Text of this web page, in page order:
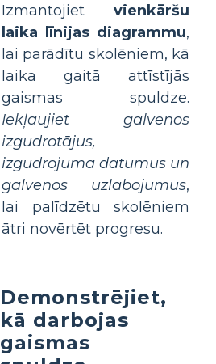
Izmantojiet vienkāršu
laika līnijas diagrammu,
lai parādītu skolēniem, kā
laika gaitā attīstījās
gaismas spuldze.
Iekļaujiet galvenos
izgudrotājus,
izgudrojuma datumus un
galvenos uzlabojumus,
lai palīdzētu skolēniem
ātri novērtēt progresu.
Demonstrējiet,
kā darbojas
gaismas